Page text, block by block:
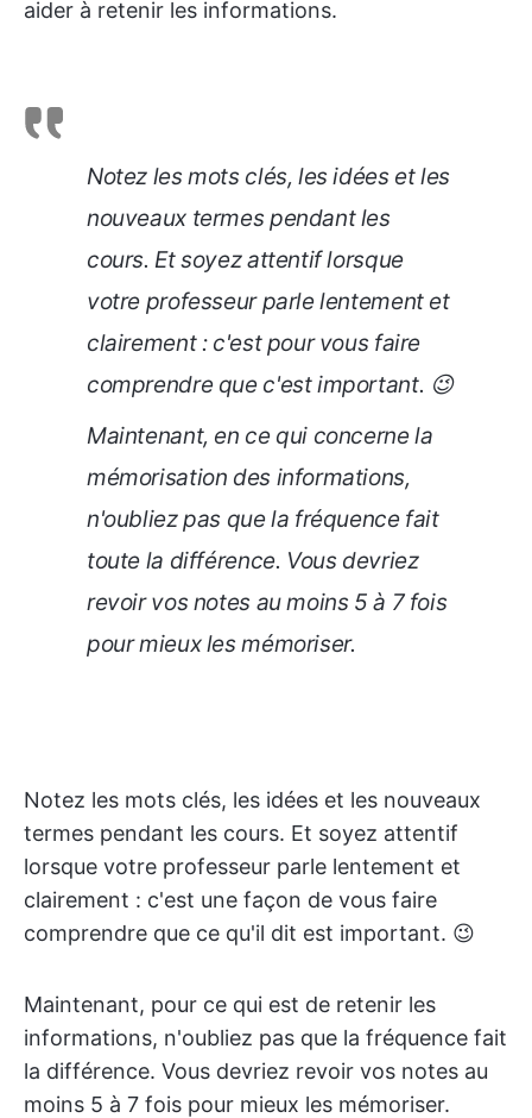
aider à retenir les informations.
Notez les mots clés, les idées et les
nouveaux termes pendant les
cours. Et soyez attentif lorsque
votre professeur parle lentement et
clairement : c'est pour vous faire
comprendre que c'est important. 😉
Maintenant, en ce qui concerne la
mémorisation des informations,
n'oubliez pas que la fréquence fait
toute la différence. Vous devriez
revoir vos notes au moins 5 à 7 fois
pour mieux les mémoriser.
Notez les mots clés, les idées et les nouveaux
termes pendant les cours. Et soyez attentif
lorsque votre professeur parle lentement et
clairement : c'est une façon de vous faire
comprendre que ce qu'il dit est important. 😉
Maintenant, pour ce qui est de retenir les
informations, n'oubliez pas que la fréquence fait
la différence. Vous devriez revoir vos notes au
moins 5 à 7 fois pour mieux les mémoriser.